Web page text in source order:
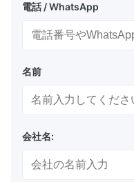
電話 / WhatsApp
名前
会社名: